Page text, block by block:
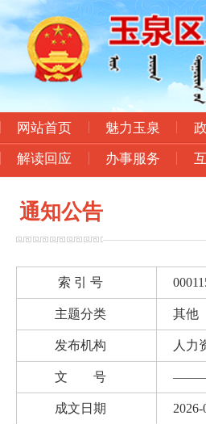
网站首页 魅力玉泉
解读回应 办事服务
通知公告
索 引 号
主题分类 其他
发布机构 人力
文 号
成文日期 2026-